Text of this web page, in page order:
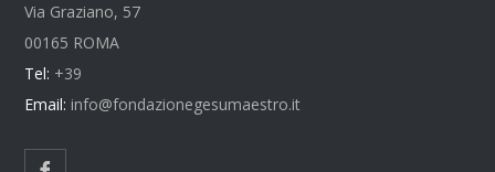
Via Graziano, 57
00165 ROMA
Tel: +39
Email: info@fondazionegesumaestro.it